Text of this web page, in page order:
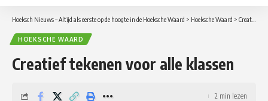
Hoeksch Nieuws – Altijd als eerste op de hoogte in de Hoeksche Waard > Hoeksche Waard > Creatief tekenen voor alle klassen
HOEKSCHE WAARD
Creatief tekenen voor alle klassen
2 min lezen